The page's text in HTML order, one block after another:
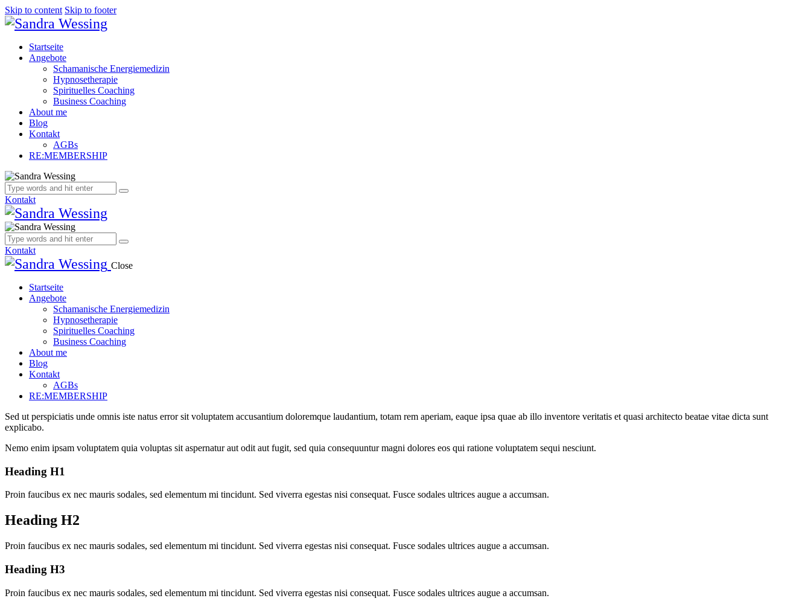
Skip to content Skip to footer
Startseite
Angebote
Schamanische Energiemedizin
Hypnosetherapie
Spirituelles Coaching
Business Coaching
About me
Blog
Kontakt
AGBs
RE:MEMBERSHIP
Kontakt
Kontakt
Close
Startseite
Angebote
Schamanische Energiemedizin
Hypnosetherapie
Spirituelles Coaching
Business Coaching
About me
Blog
Kontakt
AGBs
RE:MEMBERSHIP
Sed ut perspiciatis unde omnis iste natus error sit voluptatem accusantium doloremque laudantium, totam rem aperiam, eaque ipsa quae ab illo inventore veritatis et quasi architecto beatae vitae dicta sunt
explicabo.
Nemo enim ipsam voluptatem quia voluptas sit aspernatur aut odit aut fugit, sed quia consequuntur magni dolores eos qui ratione voluptatem sequi nesciunt.
Heading H1
Proin faucibus ex nec mauris sodales, sed elementum mi tincidunt. Sed viverra egestas nisi consequat. Fusce sodales ultrices augue a accumsan.
Heading H2
Proin faucibus ex nec mauris sodales, sed elementum mi tincidunt. Sed viverra egestas nisi consequat. Fusce sodales ultrices augue a accumsan.
Heading H3
Proin faucibus ex nec mauris sodales, sed elementum mi tincidunt. Sed viverra egestas nisi consequat. Fusce sodales ultrices augue a accumsan.